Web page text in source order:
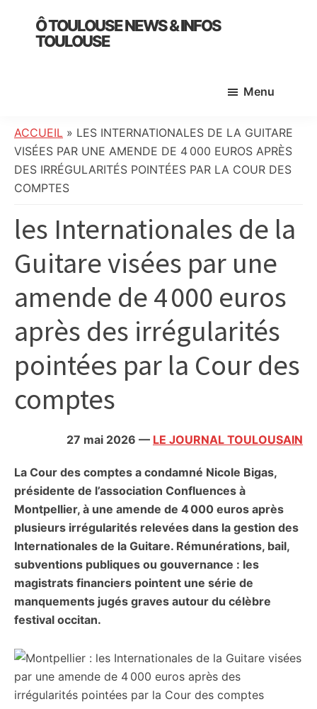
primary
Ô TOULOUSE NEWS & INFOS
TOULOUSE
:
info
locale,
société,
politique,
météo,
faits
et
initiatives
citoyennes
Menu
ACCUEIL » LES INTERNATIONALES DE LA GUITARE
VISÉES PAR UNE AMENDE DE 4 000 EUROS APRÈS
DES IRRÉGULARITÉS POINTÉES PAR LA COUR DES
COMPTES
les Internationales de la
Guitare visées par une
amende de 4 000 euros
après des irrégularités
pointées par la Cour des
comptes
27 mai 2026 — LE JOURNAL TOULOUSAIN
La Cour des comptes a condamné Nicole Bigas,
présidente de l’association Confluences à
Montpellier, à une amende de 4 000 euros après
plusieurs irrégularités relevées dans la gestion des
Internationales de la Guitare. Rémunérations, bail,
subventions publiques ou gouvernance : les
magistrats financiers pointent une série de
manquements jugés graves autour du célèbre
festival occitan.